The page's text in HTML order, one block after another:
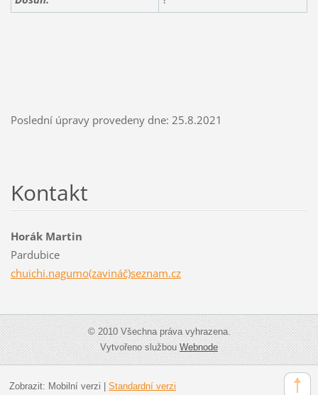
Poslední úpravy provedeny dne: 25.8.2021
Kontakt
Horák Martin
Pardubice
chuichi.nagumo(zavináč)seznam.cz
© 2010 Všechna práva vyhrazena.
Vytvořeno službouWebnode
Zobrazit: Mobilní verzi Standardní verzi